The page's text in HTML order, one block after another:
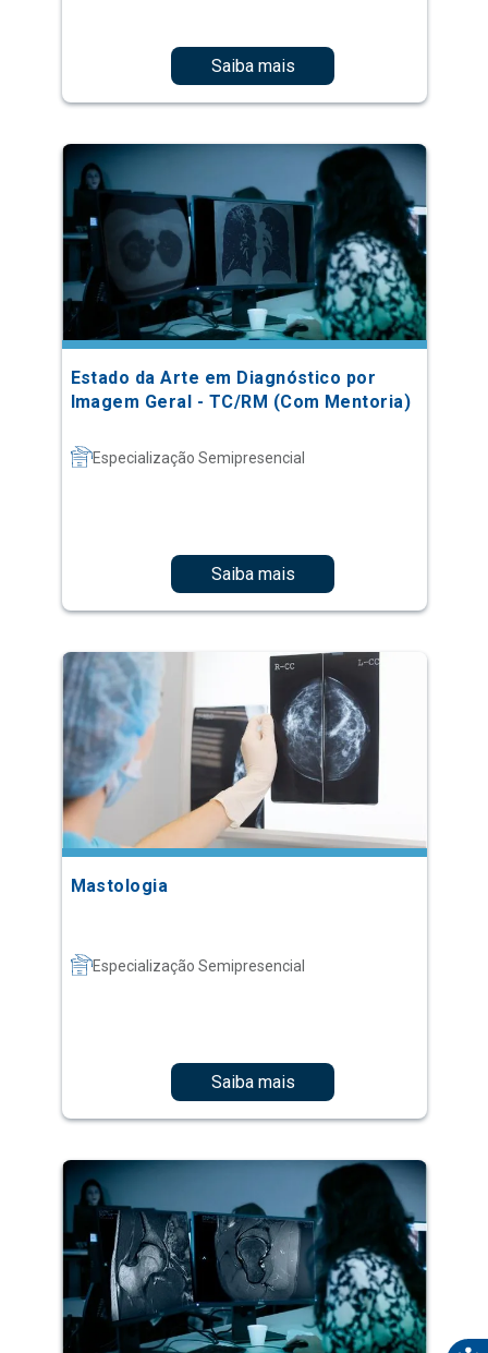
Saiba mais
Estado da Arte em Diagnóstico por
Imagem Geral - TC/RM (Com Mentoria)
Especialização Semipresencial
Saiba mais
Mastologia
Especialização Semipresencial
Saiba mais